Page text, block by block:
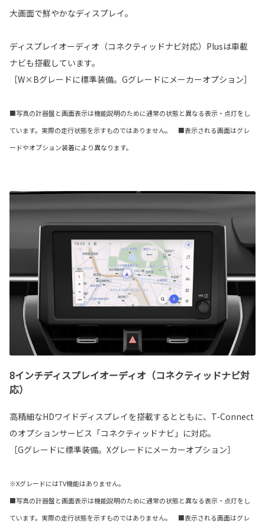
大画面で鮮やかなディスプレイ。
ディスプレイオーディオ（コネクティッドナビ対応）Plusは車載
ナビも搭載しています。
［W×Bグレードに標準装備。Gグレードにメーカーオプション］
■写真の計器盤と画面表示は機能説明のために通常の状態と異なる表示・点灯をし
ています。実際の走行状態を示すものではありません。 ■表示される画面はグレ
ードやオプション装着により異なります。
8インチディスプレイオーディオ（コネクティッドナビ対
応）
高精細なHDワイドディスプレイを搭載するとともに、T-Connect
のオプションサービス「コネクティッドナビ」に対応。
［Gグレードに標準装備。Xグレードにメーカーオプション］
※XグレードにはTV機能はありません。
■写真の計器盤と画面表示は機能説明のために通常の状態と異なる表示・点灯をし
ています。実際の走行状態を示すものではありません。 ■表示される画面はグレ